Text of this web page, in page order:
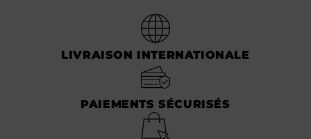
LIVRAISON INTERNATIONALE
PAIEMENTS SÉCURISÉS